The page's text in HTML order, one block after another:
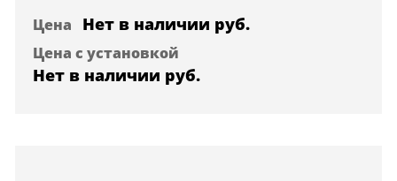
Цена Нет в наличии руб.
Цена с установкой
Нет в наличии руб.